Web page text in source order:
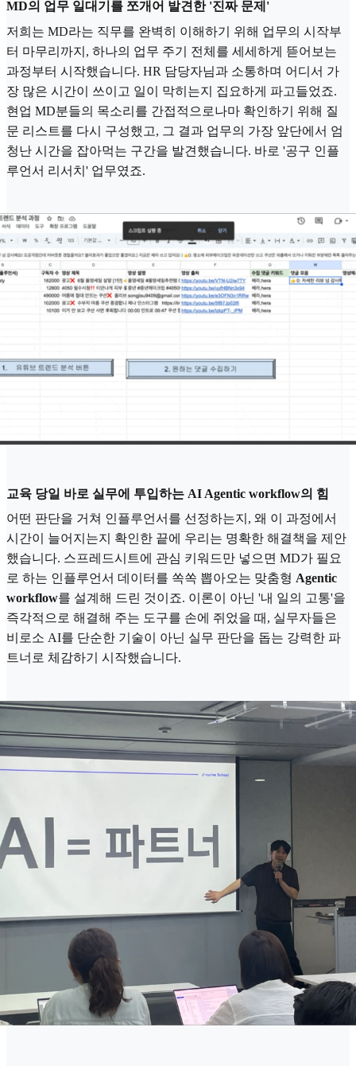
MD의 업무 일대기를 쪼개어 발견한 '진짜 문제'
저희는 MD라는 직무를 완벽히 이해하기 위해 업무의 시작부
터 마무리까지, 하나의 업무 주기 전체를 세세하게 뜯어보는
과정부터 시작했습니다. HR 담당자님과 소통하며 어디서 가
장 많은 시간이 쓰이고 일이 막히는지 집요하게 파고들었죠.
현업 MD분들의 목소리를 간접적으로나마 확인하기 위해 질
문 리스트를 다시 구성했고, 그 결과 업무의 가장 앞단에서 엄
청난 시간을 잡아먹는 구간을 발견했습니다. 바로 '공구 인플
루언서 리서치' 업무였죠.
교육 당일 바로 실무에 투입하는 AI Agentic workflow의 힘
어떤 판단을 거쳐 인플루언서를 선정하는지, 왜 이 과정에서
시간이 늘어지는지 확인한 끝에 우리는 명확한 해결책을 제안
했습니다. 스프레드시트에 관심 키워드만 넣으면 MD가 필요
로 하는 인플루언서 데이터를 쏙쏙 뽑아오는 맞춤형 Agentic
workflow를 설계해 드린 것이죠. 이론이 아닌 '내 일의 고통'을
즉각적으로 해결해 주는 도구를 손에 쥐었을 때, 실무자들은
비로소 AI를 단순한 기술이 아닌 실무 판단을 돕는 강력한 파
트너로 체감하기 시작했습니다.